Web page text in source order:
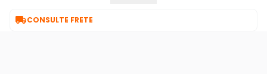
CONSULTE FRETE